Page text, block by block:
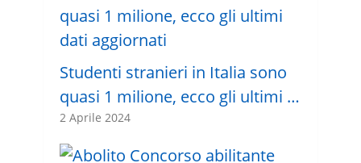
Studenti stranieri in Italia sono
quasi 1 milione, ecco gli ultimi …
2 Aprile 2024